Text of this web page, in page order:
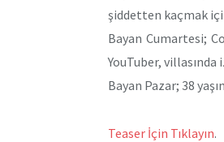
şiddetten kaçmak
Bayan Cumartesi;
YouTuber, villasında
Bayan Pazar; 38
Teaser İçin Tıklayın.